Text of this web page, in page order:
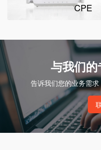
CPE
与我们
告诉我们您的业务需